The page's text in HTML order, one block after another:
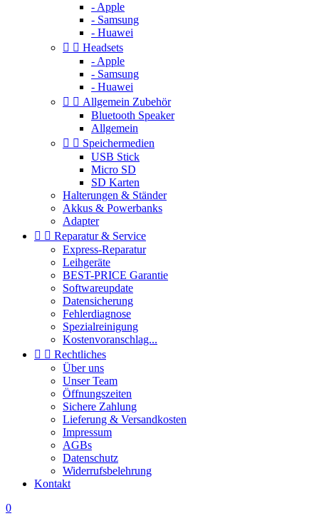
- Apple
- Samsung
- Huawei
  Headsets
- Apple
- Samsung
- Huawei
  Allgemein Zubehör
Bluetooth Speaker
Allgemein
  Speichermedien
USB Stick
Micro SD
SD Karten
Halterungen & Ständer
Akkus & Powerbanks
Adapter
  Reparatur & Service
Express-Reparatur
Leihgeräte
BEST-PRICE Garantie
Softwareupdate
Datensicherung
Fehlerdiagnose
Spezialreinigung
Kostenvoranschlag...
  Rechtliches
Über uns
Unser Team
Öffnungszeiten
Sichere Zahlung
Lieferung & Versandkosten
Impressum
AGBs
Datenschutz
Widerrufsbelehrung
Kontakt
0